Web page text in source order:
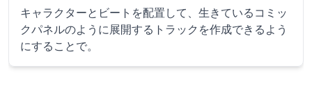
キャラクターとビートを配置して、生きているコミッ
クパネルのように展開するトラックを作成できるよう
にすることで。